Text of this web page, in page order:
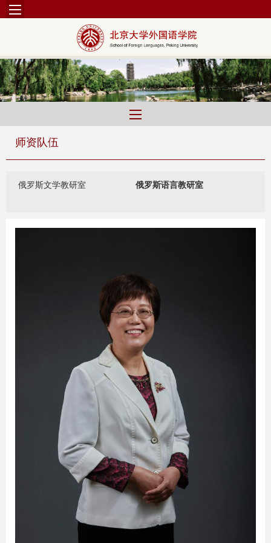
师资队伍
俄罗斯文学教研室 俄罗斯语言教研室